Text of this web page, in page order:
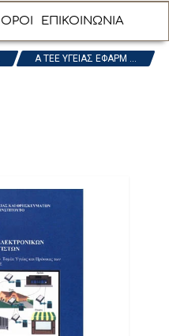
ΟΡΟΙ ΕΠΙΚΟΙΝΩΝΙΑ
Α ΤΕΕ ΥΓΕΙΑΣ ΕΦΑΡΜ ...